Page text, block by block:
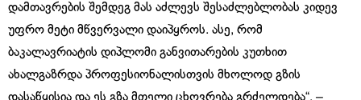
დამთავრების შემდეგ მას აძლევს შესაძლებლობას კიდევ
უფრო მეტი მწვერვალი დაიპყროს. ასე, რომ
ბაკალავრიატის დიპლომი განვითარების კუთხით
ახალგაზრდა პროფესიონალისთვის მხოლოდ გზის
დასაწყისია და ეს გზა მთელი ცხოვრება გრძელდება“, –